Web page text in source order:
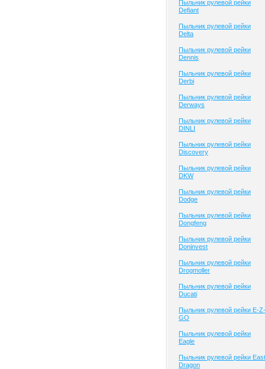
Пыльник рулевой рейки
Defiant
Пыльник рулевой рейки
Delta
Пыльник рулевой рейки
Dennis
Пыльник рулевой рейки
Derbi
Пыльник рулевой рейки
Derways
Пыльник рулевой рейки
DINLI
Пыльник рулевой рейки
Discovery
Пыльник рулевой рейки
DKW
Пыльник рулевой рейки
Dodge
Пыльник рулевой рейки
Dongfeng
Пыльник рулевой рейки
Doninvest
Пыльник рулевой рейки
Drogmoller
Пыльник рулевой рейки
Ducati
Пыльник рулевой рейки E-Z-
GO
Пыльник рулевой рейки
Eagle
Пыльник рулевой рейки East
Dragon